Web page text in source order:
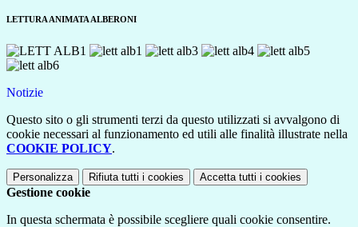
LETTURA ANIMATA ALBERONI
Notizie
Questo sito o gli strumenti terzi da questo utilizzati si avvalgono di
cookie necessari al funzionamento ed utili alle finalità illustrate nella
COOKIE POLICY.
Personalizza Rifiuta tutti i cookies Accetta tutti i cookies
Gestione cookie
In questa schermata è possibile scegliere quali cookie consentire.